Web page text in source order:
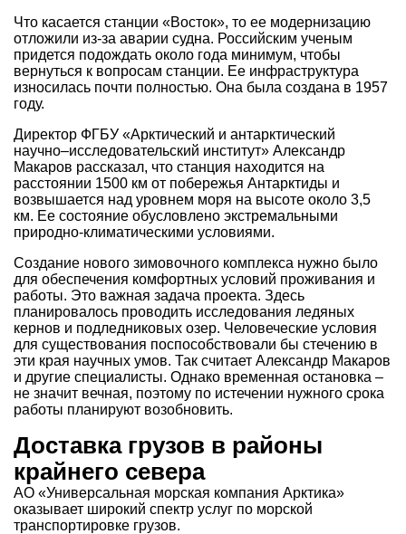
Что касается станции «Восток», то ее модернизацию
отложили из-за аварии судна. Российским ученым
придется подождать около года минимум, чтобы
вернуться к вопросам станции. Ее инфраструктура
износилась почти полностью. Она была создана в 1957
году.
Директор ФГБУ «Арктический и антарктический
научно–исследовательский институт» Александр
Макаров рассказал, что станция находится на
расстоянии 1500 км от побережья Антарктиды и
возвышается над уровнем моря на высоте около 3,5
км. Ее состояние обусловлено экстремальными
природно-климатическими условиями.
Создание нового зимовочного комплекса нужно было
для обеспечения комфортных условий проживания и
работы. Это важная задача проекта. Здесь
планировалось проводить исследования ледяных
кернов и подледниковых озер. Человеческие условия
для существования поспособствовали бы стечению в
эти края научных умов. Так считает Александр Макаров
и другие специалисты. Однако временная остановка –
не значит вечная, поэтому по истечении нужного срока
работы планируют возобновить.
Доставка грузов в районы
крайнего севера
АО «Универсальная морская компания Арктика»
оказывает широкий спектр услуг по морской
транспортировке грузов.